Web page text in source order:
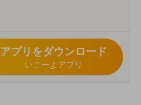
アプリをダウンロード
いこーよアプリ